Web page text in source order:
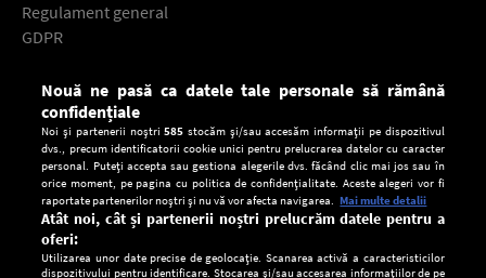
Regulament general
GDPR
Descarcă gratuit aplicaţia Europa FM pentru smartphone:
Nouă ne pasă ca datele tale personale să rămână
confidențiale
Noi și partenerii noștri585 stocăm și/sau accesăm informații pe dispozitivul
dvs., precum identificatorii cookie unici pentru prelucrarea datelor cu caracter
personal. Puteți accepta sau gestiona alegerile dvs. făcând clic mai jos sau în
orice moment, pe pagina cu politica de confidențialitate. Aceste alegeri vor fi
raportate partenerilor noștri și nu vă vor afecta navigarea. Mai multe detalii
Atât noi, cât și partenerii noștri prelucrăm datele pentru a
oferi:
Utilizarea unor date precise de geolocație. Scanarea activă a caracteristicilor
dispozitivului pentru identificare. Stocarea și/sau accesarea informațiilor de pe